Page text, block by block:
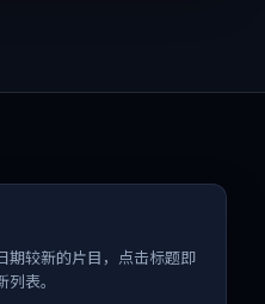
期较新的片目，点击标题即
表。